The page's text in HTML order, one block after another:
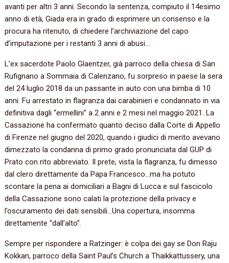
avanti per altri 3 anni. Secondo la sentenza, compiuto il 14esimo
anno di età, Giada era in grado di esprimere un consenso e la
procura ha ritenuto, di chiedere l’archiviazione del capo
d’imputazione per i restanti 3 anni di abusi…
L’ex sacerdote Paolo Glaentzer, già parroco della chiesa di San
Rufignano a Sommaia di Calenzano, fu sorpreso in paese la sera
del 24 luglio 2018 da un passante in auto con una bimba di 10
anni. Fu arrestato in flagranza dai carabinieri e condannato in via
definitiva dagli “ermellini” a 2 anni e 2 mesi nel maggio 2021. La
Cassazione ha confermato quanto deciso dalla Corte di Appello
di Firenze nel giugno del 2020, quando i giudici di merito avevano
dimezzato la condanna di primo grado pronunciata dal GUP di
Prato con rito abbreviato. Il prete, vista la flagranza, fu dimesso
dal clero direttamente da Papa Francesco…ma ha potuto
scontare la pena ai domiciliari a Bagni di Lucca e sul fascicolo
della Cassazione sono calati la protezione della privacy e
l’oscuramento dei dati sensibili…Una copertura, insomma
direttamente “dall’alto”.
Sempre per rispondere a Ratzinger: è colpa dei gay se Don Raju
Kokkan, parroco della Saint Paul’s Church a Thaikkattussery, una